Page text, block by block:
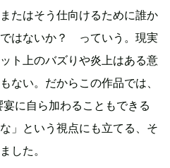
たはそう仕向けるために誰か
はないか？ っていう。現実
ト上のバズりや炎上はある意
ない。だからこの作品では、
に自ら加わることもできる
」という視点にも立てる、そ
した。